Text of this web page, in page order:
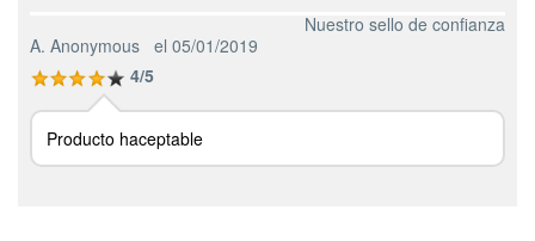
Nuestro sello de confianza
A. Anonymous el 05/01/2019
4/5
Producto haceptable